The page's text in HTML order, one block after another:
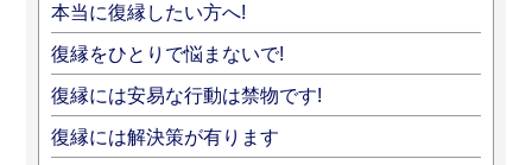
本当に復縁したい方へ!
復縁をひとりで悩まないで!
復縁には安易な行動は禁物です!
復縁には解決策が有ります